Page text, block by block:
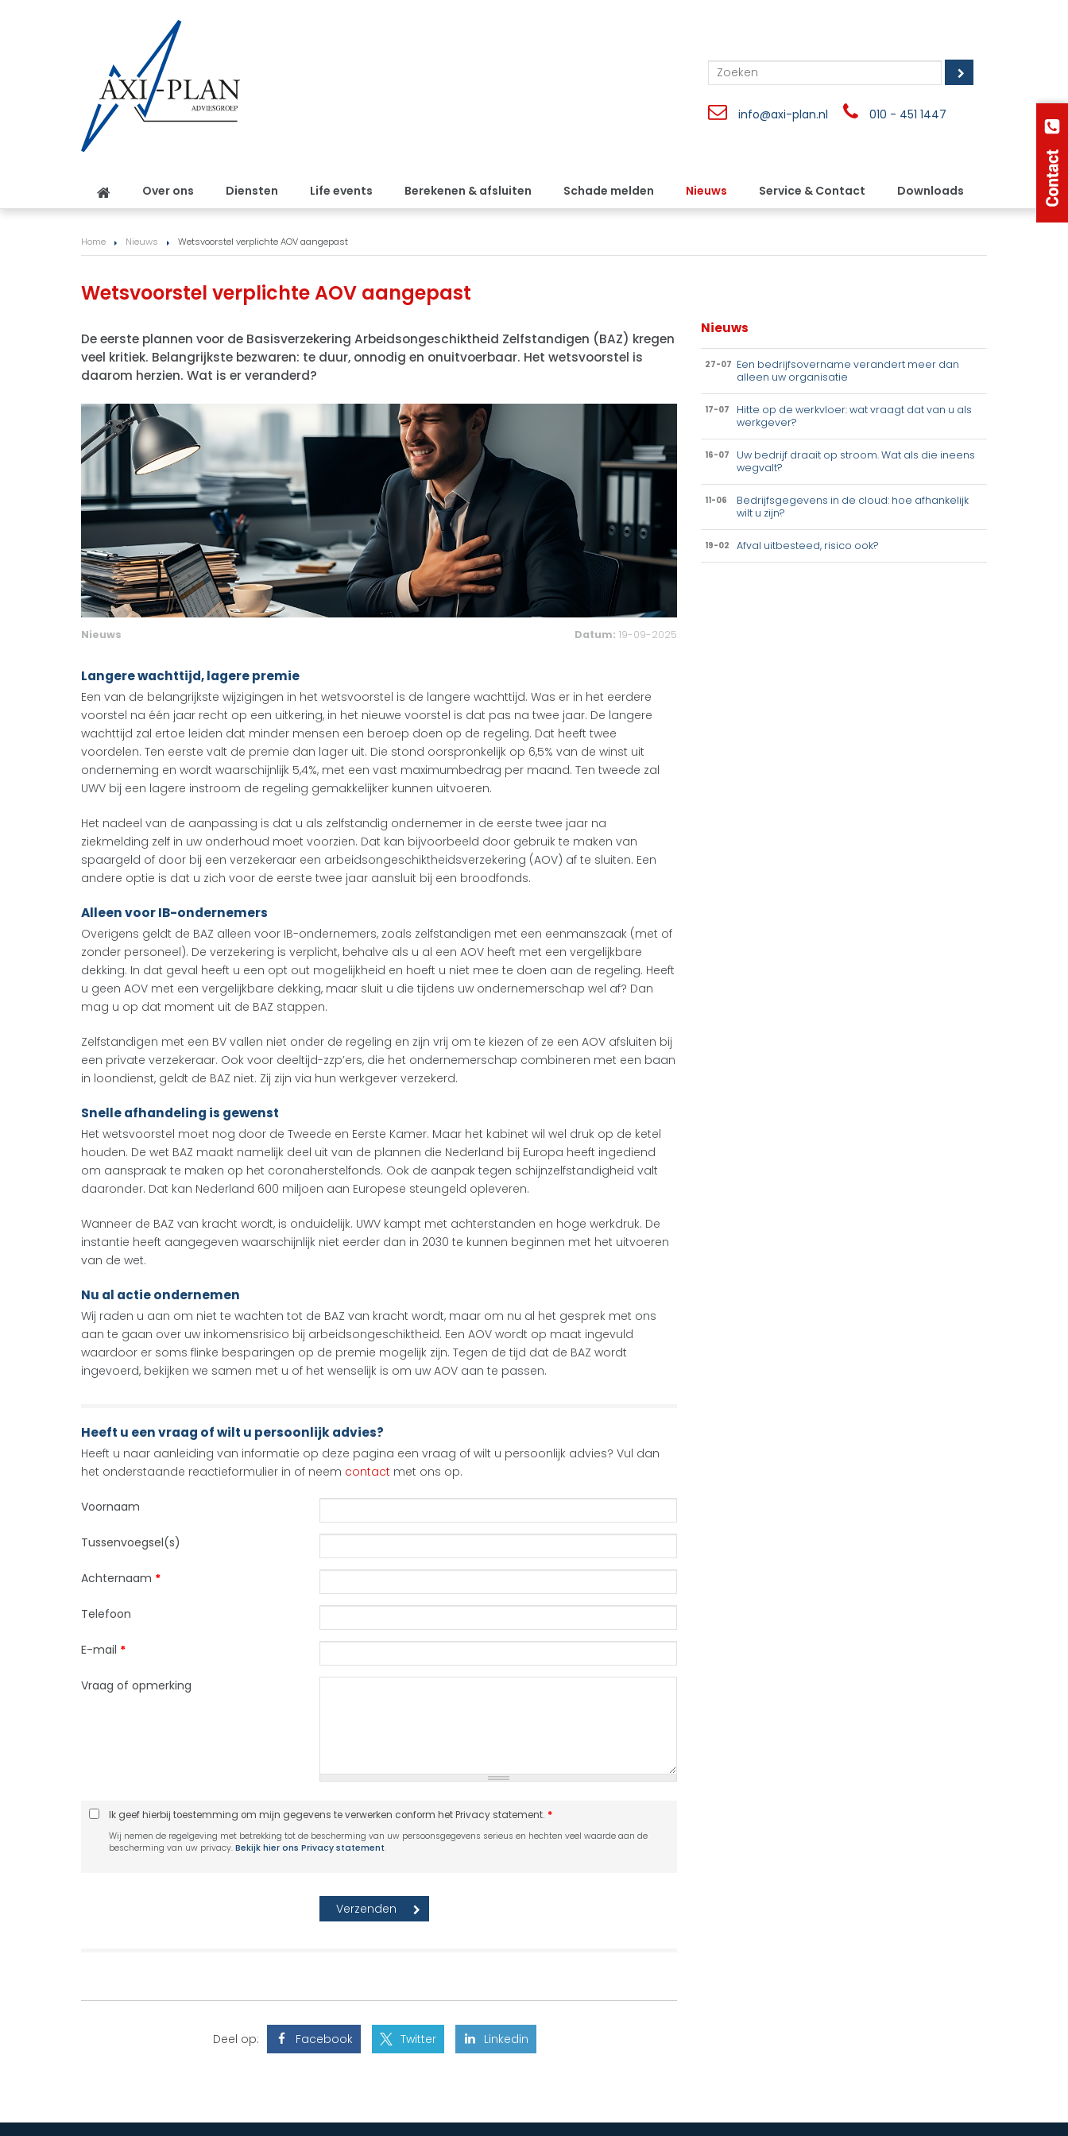
info@axi-plan.nl 010 - 451 1447
Over ons Diensten Life events Berekenen & afsluiten Schade melden Nieuws Service & Contact Downloads
Home Nieuws Wetsvoorstel verplichte AOV aangepast
Wetsvoorstel verplichte AOV aangepast
De eerste plannen voor de Basisverzekering Arbeidsongeschiktheid Zelfstandigen (BAZ) kregen
veel kritiek. Belangrijkste bezwaren: te duur, onnodig en onuitvoerbaar. Het wetsvoorstel is
daarom herzien. Wat is er veranderd?
Nieuws Datum: 19-09-2025
Langere wachttijd, lagere premie
Een van de belangrijkste wijzigingen in het wetsvoorstel is de langere wachttijd. Was er in het eerdere
voorstel na één jaar recht op een uitkering, in het nieuwe voorstel is dat pas na twee jaar. De langere
wachttijd zal ertoe leiden dat minder mensen een beroep doen op de regeling. Dat heeft twee
voordelen. Ten eerste valt de premie dan lager uit. Die stond oorspronkelijk op 6,5% van de winst uit
onderneming en wordt waarschijnlijk 5,4%, met een vast maximumbedrag per maand. Ten tweede zal
UWV bij een lagere instroom de regeling gemakkelijker kunnen uitvoeren.
Het nadeel van de aanpassing is dat u als zelfstandig ondernemer in de eerste twee jaar na
ziekmelding zelf in uw onderhoud moet voorzien. Dat kan bijvoorbeeld door gebruik te maken van
spaargeld of door bij een verzekeraar een arbeidsongeschiktheidsverzekering (AOV) af te sluiten. Een
andere optie is dat u zich voor de eerste twee jaar aansluit bij een broodfonds.
Alleen voor IB-ondernemers
Overigens geldt de BAZ alleen voor IB-ondernemers, zoals zelfstandigen met een eenmanszaak (met of
zonder personeel). De verzekering is verplicht, behalve als u al een AOV heeft met een vergelijkbare
dekking. In dat geval heeft u een opt out mogelijkheid en hoeft u niet mee te doen aan de regeling. Heeft
u geen AOV met een vergelijkbare dekking, maar sluit u die tijdens uw ondernemerschap wel af? Dan
mag u op dat moment uit de BAZ stappen.
Zelfstandigen met een BV vallen niet onder de regeling en zijn vrij om te kiezen of ze een AOV afsluiten bij
een private verzekeraar. Ook voor deeltijd-zzp’ers, die het ondernemerschap combineren met een baan
in loondienst, geldt de BAZ niet. Zij zijn via hun werkgever verzekerd.
Snelle afhandeling is gewenst
Het wetsvoorstel moet nog door de Tweede en Eerste Kamer. Maar het kabinet wil wel druk op de ketel
houden. De wet BAZ maakt namelijk deel uit van de plannen die Nederland bij Europa heeft ingediend
om aanspraak te maken op het coronaherstelfonds. Ook de aanpak tegen schijnzelfstandigheid valt
daaronder. Dat kan Nederland 600 miljoen aan Europese steungeld opleveren.
Wanneer de BAZ van kracht wordt, is onduidelijk. UWV kampt met achterstanden en hoge werkdruk. De
instantie heeft aangegeven waarschijnlijk niet eerder dan in 2030 te kunnen beginnen met het uitvoeren
van de wet.
Nu al actie ondernemen
Wij raden u aan om niet te wachten tot de BAZ van kracht wordt, maar om nu al het gesprek met ons
aan te gaan over uw inkomensrisico bij arbeidsongeschiktheid. Een AOV wordt op maat ingevuld
waardoor er soms flinke besparingen op de premie mogelijk zijn. Tegen de tijd dat de BAZ wordt
ingevoerd, bekijken we samen met u of het wenselijk is om uw AOV aan te passen.
Heeft u een vraag of wilt u persoonlijk advies?
Heeft u naar aanleiding van informatie op deze pagina een vraag of wilt u persoonlijk advies? Vul dan
het onderstaande reactieformulier in of neem contact met ons op.
Voornaam
Tussenvoegsel(s)
Achternaam *
Telefoon
E-mail *
Vraag of opmerking
Ik geef hierbij toestemming om mijn gegevens te verwerken conform het Privacy statement. *
Wij nemen de regelgeving met betrekking tot de bescherming van uw persoonsgegevens serieus en hechten veel waarde aan de
bescherming van uw privacy. Bekijk hier ons Privacy statement.
Deel op: Facebook Twitter Linkedin
Nieuws
27-07 Een bedrijfsovername verandert meer dan
alleen uw organisatie
17-07
Hitte op de werkvloer: wat vraagt dat van u als
werkgever?
16-07
Uw bedrijf draait op stroom. Wat als die ineens
wegvalt?
11-06
Bedrijfsgegevens in de cloud: hoe afhankelijk
wilt u zijn?
19-02 Afval uitbesteed, risico ook?